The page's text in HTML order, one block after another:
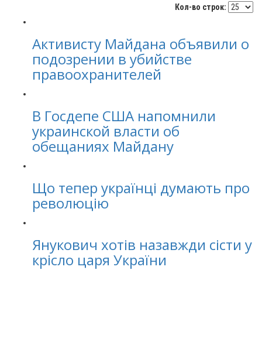
Кол-во строк:
Активисту Майдана объявили о
подозрении в убийстве
правоохранителей
В Госдепе США напомнили
украинской власти об
обещаниях Майдану
Що тепер українці думають про
революцію
Янукович хотів назавжди сісти у
крісло царя України